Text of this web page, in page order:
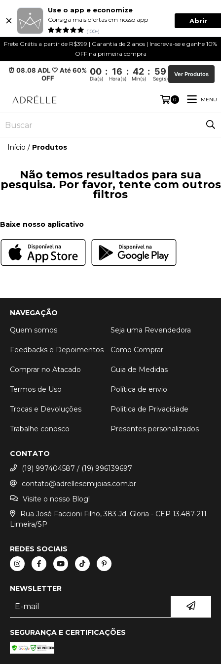
Use o app e economize
Consiga mais ofertas em nosso app
(100+)
Abrir
Frete Grátis a partir de R$399 | Garantia de 2 anos | Inscreva-se e ganhe 10%
OFF na primeira compra
⏰ 08.08 ADL 🤍 Até 60%
OFF
00 : 16 : 42 : 59
Dia(s) Hora(s) Min(s) Seg(s)
Ver Produtos
0 MENU
Início / Produtos
Não temos resultados para sua
pesquisa. Por favor, tente com outros
filtros
Baixe nosso aplicativo
NAVEGAÇÃO
Quem somos
Seja uma Revendedora
Feedbacks e Depoimentos Como Comprar
Comprar no Atacado Guia de Medidas
Termos de Uso Política de envio
Trocas e Devoluções Politica de Privacidade
Trabalhe conosco Presentes personalizados
CONTATO
(19) 997404587 / (19) 996139697
contato@adrellesemijoias.com.br
Visite o nosso Blog!
Rua José Faccioni Filho, 383 Jd. Gloria - CEP 13.487-211
Limeira/SP
REDES SOCIAIS
NEWSLETTER
SEGURANÇA E CERTIFICAÇÕES